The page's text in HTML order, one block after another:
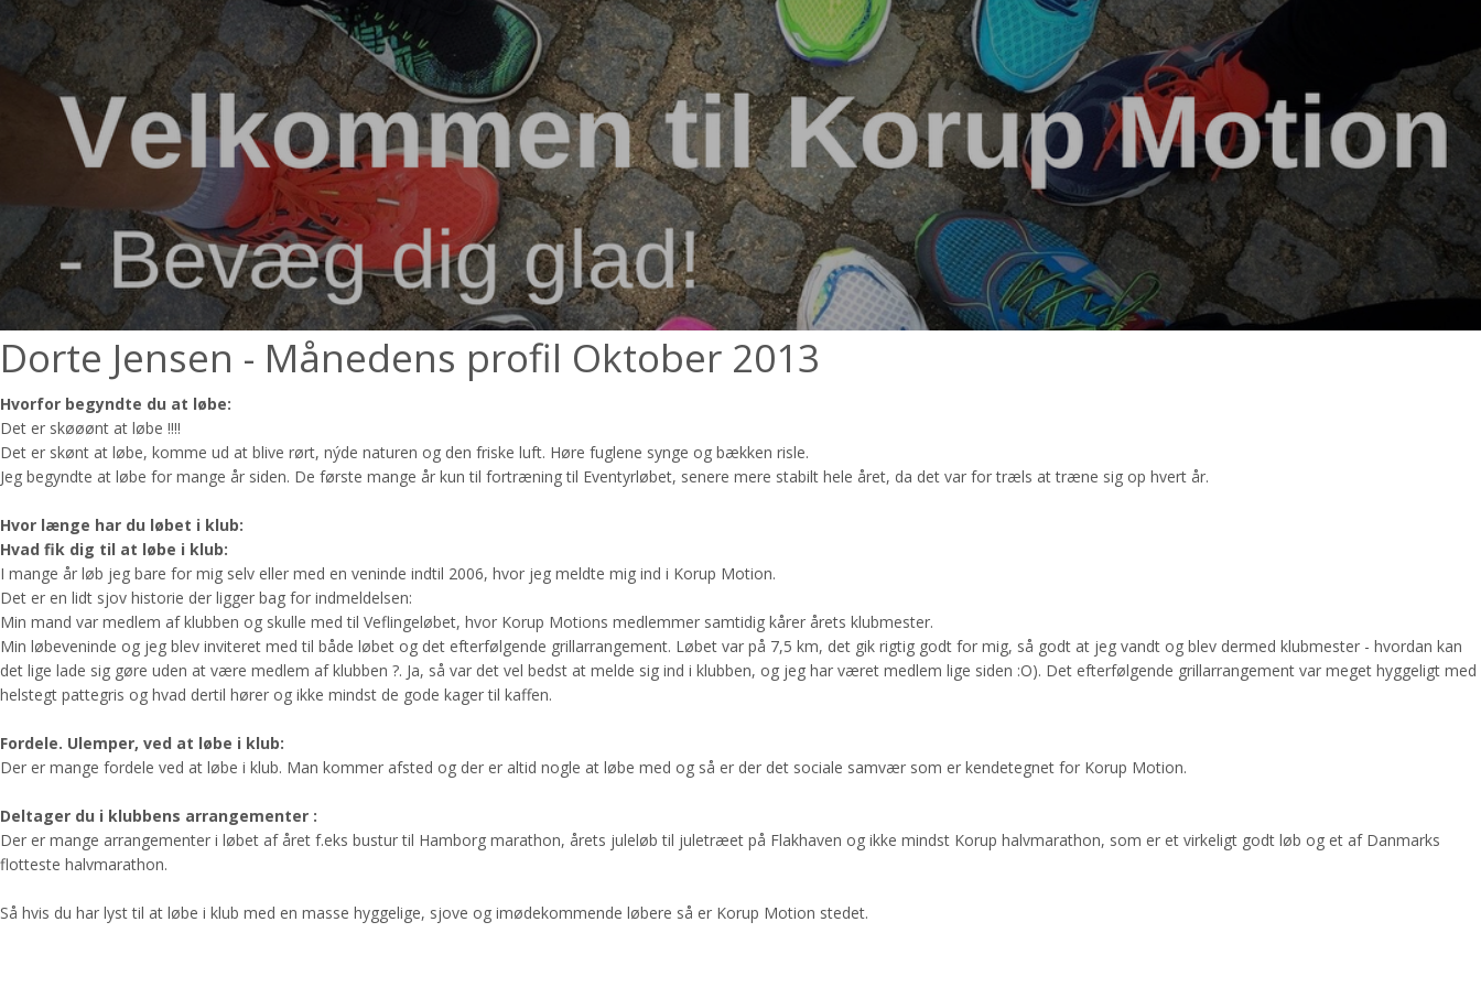
Dorte Jensen - Månedens profil Oktober 2013
Hvorfor begyndte du at løbe:
Det er skøøønt at løbe !!!!
Det er skønt at løbe, komme ud at blive rørt, nýde naturen og den friske luft. Høre fuglene synge og bækken risle.
Jeg begyndte at løbe for mange år siden. De første mange år kun til fortræning til Eventyrløbet, senere mere stabilt hele året, da det var for træls at træne sig op hvert år.
Hvor længe har du løbet i klub:
Hvad fik dig til at løbe i klub:
I mange år løb jeg bare for mig selv eller med en veninde indtil 2006, hvor jeg meldte mig ind i Korup Motion.
Det er en lidt sjov historie der ligger bag for indmeldelsen:
Min mand var medlem af klubben og skulle med til Veflingeløbet, hvor Korup Motions medlemmer samtidig kårer årets klubmester.
Min løbeveninde og jeg blev inviteret med til både løbet og det efterfølgende grillarrangement. Løbet var på 7,5 km, det gik rigtig godt for mig, så godt at jeg vandt og blev dermed klubmester - hvordan kan
det lige lade sig gøre uden at være medlem af klubben ?. Ja, så var det vel bedst at melde sig ind i klubben, og jeg har været medlem lige siden :O). Det efterfølgende grillarrangement var meget hyggeligt med
helstegt pattegris og hvad dertil hører og ikke mindst de gode kager til kaffen.
Fordele. Ulemper, ved at løbe i klub:
Der er mange fordele ved at løbe i klub. Man kommer afsted og der er altid nogle at løbe med og så er der det sociale samvær som er kendetegnet for Korup Motion.
Deltager du i klubbens arrangementer :
Der er mange arrangementer i løbet af året f.eks bustur til Hamborg marathon, årets juleløb til juletræet på Flakhaven og ikke mindst Korup halvmarathon, som er et virkeligt godt løb og et af Danmarks
flotteste halvmarathon.
Så hvis du har lyst til at løbe i klub med en masse hyggelige, sjove og imødekommende løbere så er Korup Motion stedet.